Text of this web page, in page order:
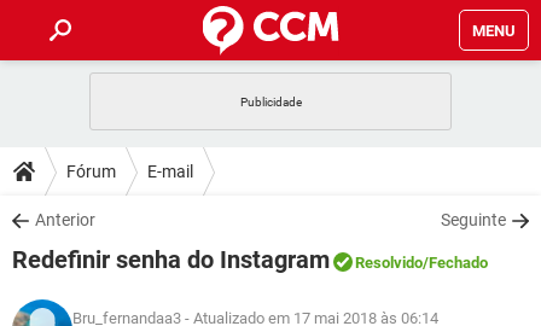
MENU
CELULAR
OUTLOOK
INSTAGRAM GMAIL
GUIA DE COMPRAS
DICAS
JOGOS
INSTAGRAM GMAIL
DOWNLOADS
JOGOS WHATSAPP
CELULAR
JOGOS WHATSAPP
Fórum E-mail
Anterior Seguinte
Redefinir senha do Instagram Resolvido/Fechado
Bru_fernandaa3 - Atualizado em 17 mai 2018 às 06:14